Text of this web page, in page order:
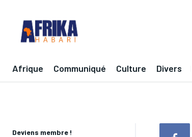
Afrique Communiqué Culture Divers
Deviens membre !